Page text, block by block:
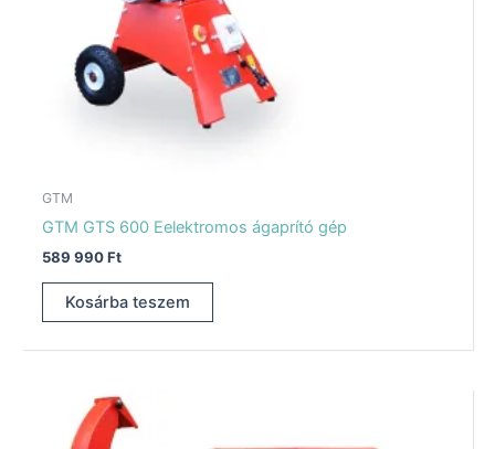
GTM
GTM GTS 600 Eelektromos ágaprító gép
589 990Ft
Kosárba teszem